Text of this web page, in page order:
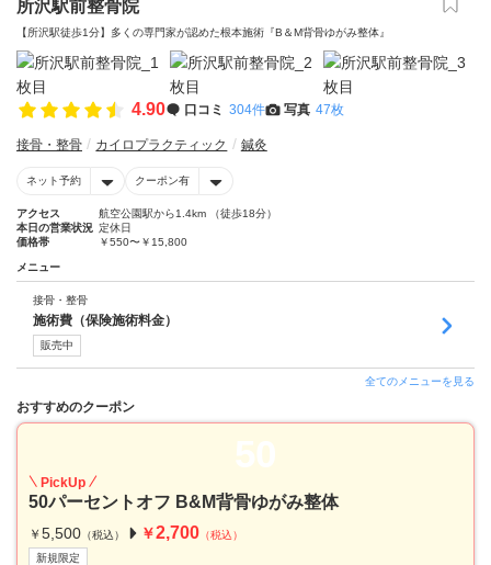
所沢駅前整骨院
【所沢駅徒歩1分】多くの専門家が認めた根本施術『B＆M背骨ゆがみ整体』
4.90 口コミ 304件 写真 47枚
接骨・整骨 カイロプラクティック 鍼灸
ネット予約 クーポン有
アクセス
航空公園駅から1.4km （徒歩18分）
本日の営業状況 定休日
価格帯
￥550〜￥15,800
メニュー
接骨・整骨
施術費（保険施術料金）
販売中
全てのメニューを見る
おすすめのクーポン
50
PickUp
50パーセントオフ B&M背骨ゆがみ整体
￥ 5,500 （税込） ￥2,700 （税込）
新規限定